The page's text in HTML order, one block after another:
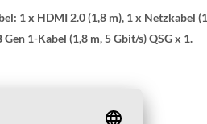
1 x HDMI 2.0 (1,8 m), 1 x Netzkabel
Gen 1-Kabel (1,8 m, 5 Gbit/s) QSG x 1.